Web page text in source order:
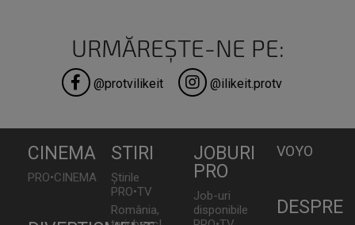
URMĂREȘTE-NE PE:
@protvilikeit @ilikeit.protv
CINEMA
PRO•CINEMA
STIRI
Știrile
PRO•TV
România,
JOBURI
PRO
Job-uri
disponibile
VOYO
DESPRE